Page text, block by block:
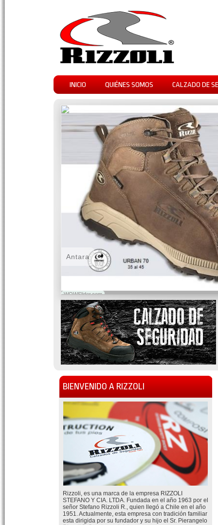
INICIO QUIÉNES SOMOS CALZADO DE
WOWSlider.com
Antara
BIENVENIDO A RIZZOLI
Rizzoli, es una marca de la empresa RIZZOLI
STEFANO Y CIA. LTDA. Fundada en el año 1963 por el
señor Stefano Rizzoli R., quien llegó a Chile en el año
1951. Actualmente, esta empresa con tradición familiar
esta dirigida por su fundador y su hijo el Sr. Pierangelo